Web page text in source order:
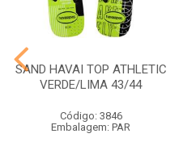
SAND HAVAI TOP ATHLETIC
VERDE/LIMA 43/44
Código: 3846
Embalagem: PAR